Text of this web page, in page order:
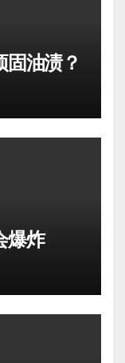
固油渍？
爆炸